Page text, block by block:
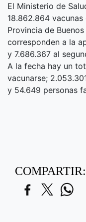
El Ministerio de
18.862.864
Provincia de Buenos
corresponden a la
y 7.686.367 al
A la fecha hay un
vacunarse;
y 54.649 personas
COMPARTIR: